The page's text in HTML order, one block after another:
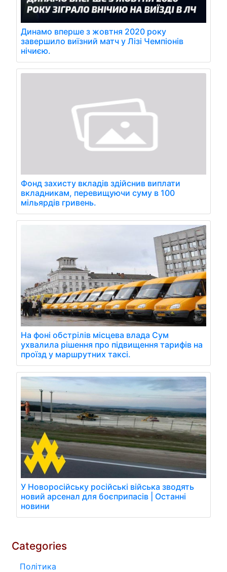
Динамо вперше з жовтня 2020 року
завершило виїзний матч у Лізі Чемпіонів
нічиєю.
Фонд захисту вкладів здійснив виплати
вкладникам, перевищуючи суму в 100
мільярдів гривень.
На фоні обстрілів місцева влада Сум
ухвалила рішення про підвищення тарифів на
проїзд у маршрутних таксі.
У Новоросійську російські війська зводять
новий арсенал для боєприпасів | Останні
новини
Categories
Політика